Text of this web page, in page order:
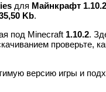
для Майнкрафт 1.10.2
Kb.
под Minecraft 1.10.2.
проверьте,
версию игры и